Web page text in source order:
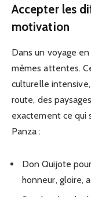
Accepter les
motivation
Dans un voyage
mêmes attentes.
culturelle
route, des
exactement ce qui
Panza :
Don Quijote
honneur, gloire,